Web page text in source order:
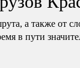
а также от
в пути